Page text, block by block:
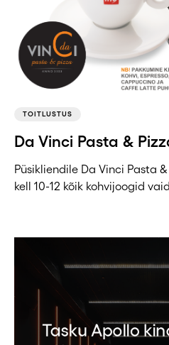
TOITLUSTUS
Da Vinci Pasta &
Püsikliendile Da Vinci Pasta
kell 10-12 kõik kohvijoogid